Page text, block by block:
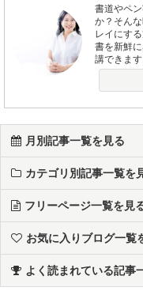
書道やペ
か？そん
レイにす
書を新鮮
講できま
月別記事一覧を見る
カテゴリ別記事一覧を
フリーページ一覧を見
お気に入りブログ一覧
よく読まれている記事